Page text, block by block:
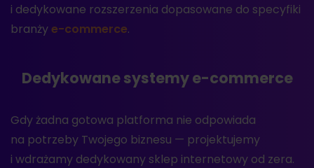
i dedykowane rozszerzenia dopasowane do specyfiki
branży e-commerce.
Dedykowane systemy e-commerce
Gdy żadna gotowa platforma nie odpowiada
na potrzeby Twojego biznesu — projektujemy
i wdrażamy dedykowany sklep internetowy od zera.